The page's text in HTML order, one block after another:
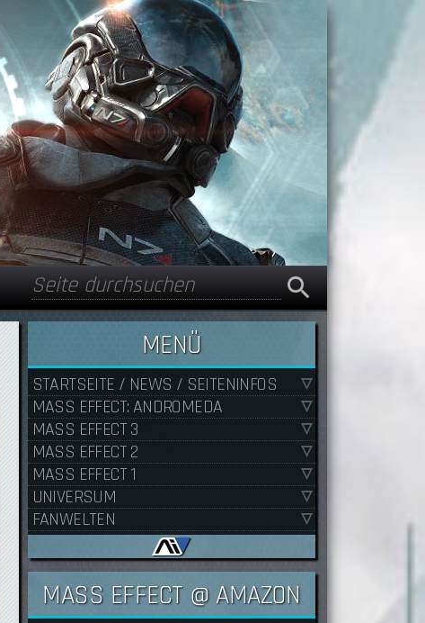
Suchformular
Suche
MENÜ
STARTSEITE / NEWS / SEITENINFOS
MASS EFFECT: ANDROMEDA
MASS EFFECT 3
MASS EFFECT 2
MASS EFFECT 1
UNIVERSUM
FANWELTEN
MASS EFFECT @ AMAZON